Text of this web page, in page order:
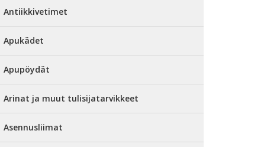
Antiikkivetimet
Apukädet
Apupöydät
Arinat ja muut tulisijatarvikkeet
Asennusliimat